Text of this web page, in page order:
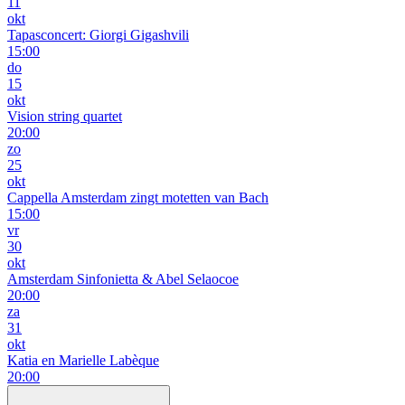
okt
Tapasconcert: Giorgi Gigashvili
15:00
do
15
okt
Vision string quartet
20:00
zo
25
okt
Cappella Amsterdam zingt motetten van Bach
15:00
vr
30
okt
Amsterdam Sinfonietta & Abel Selaocoe
20:00
za
31
okt
Katia en Marielle Labèque
20:00